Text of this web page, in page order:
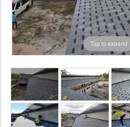
Tap to expand